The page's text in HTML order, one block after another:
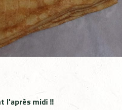
l'après midi !!